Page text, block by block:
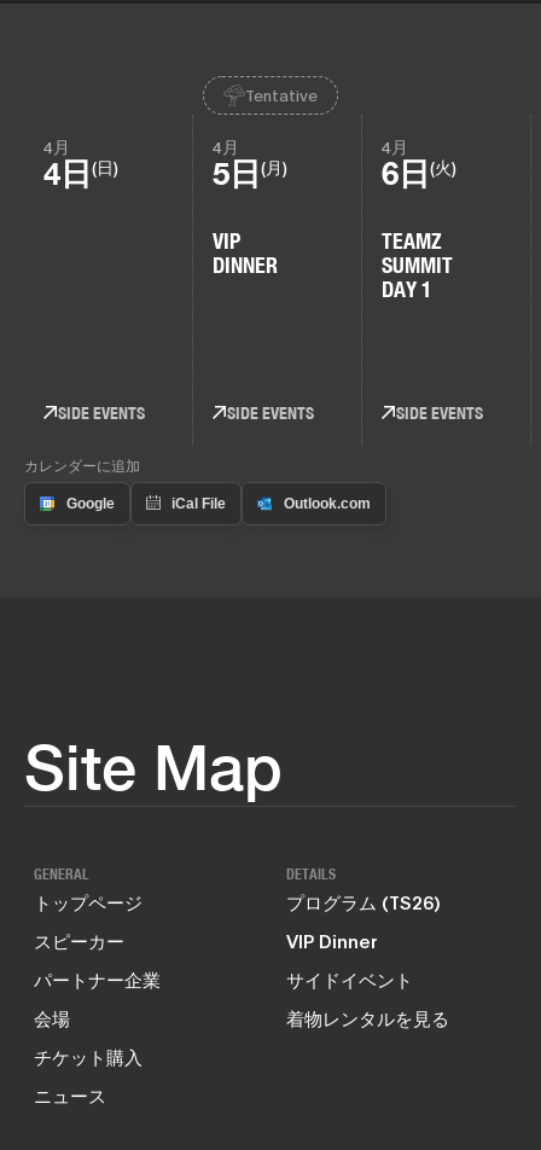
Tentative
4月
4日 (日)
SIDE EVENTS
4月
5日 (月)
VIP
DINNER
SIDE EVENTS
4月
6日 (火)
TEAMZ
SUMMIT
DAY 1
SIDE EVENTS
カレンダーに追加
Site Map
GENERAL
トップページ
スピーカー
パートナー企業
会場
チケット購入
ニュース
DETAILS
プログラム (TS26)
VIP Dinner
サイドイベント
着物レンタルを見る